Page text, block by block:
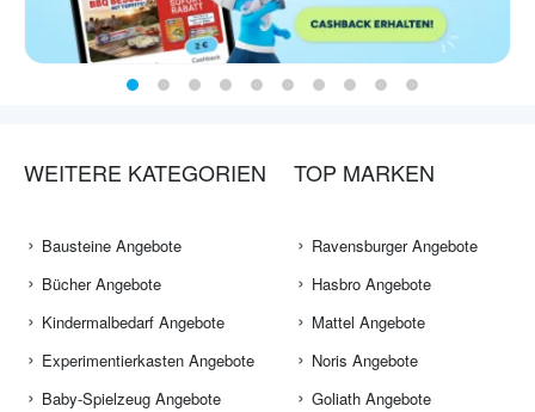
WEITERE KATEGORIEN
Bausteine Angebote
Bücher Angebote
Kindermalbedarf Angebote
Experimentierkasten Angebote
Baby-Spielzeug Angebote
TOP MARKEN
Ravensburger Angebote
Hasbro Angebote
Mattel Angebote
Noris Angebote
Goliath Angebote